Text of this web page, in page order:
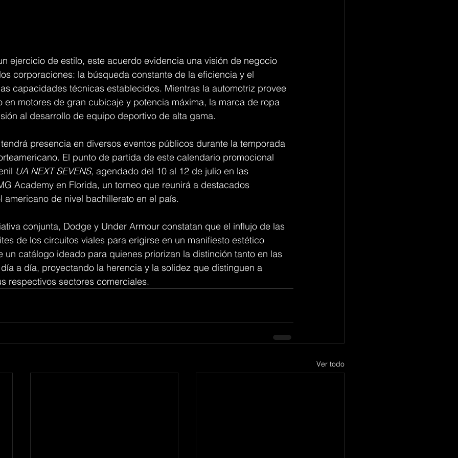
ejercicio de estilo, este acuerdo evidencia una visión de negocio
corporaciones: la búsqueda constante de la eficiencia y el
capacidades técnicas establecidos. Mientras la automotriz provee
en motores de gran cubicaje y potencia máxima, la marca de ropa
al desarrollo de equipo deportivo de alta gama.
presencia en diversos eventos públicos durante la temporada
El punto de partida de este calendario promocional
UA NEXT SEVENS, agendado del 10 al 12 de julio en las
Academy en Florida, un torneo que reunirá a destacados
americano de nivel bachillerato en el país.
conjunta, Dodge y Under Armour constatan que el influjo de las
de los circuitos viales para erigirse en un manifiesto estético
un catálogo ideado para quienes priorizan la distinción tanto en las
a día, proyectando la herencia y la solidez que distinguen a
respectivos sectores comerciales.
Ver todo